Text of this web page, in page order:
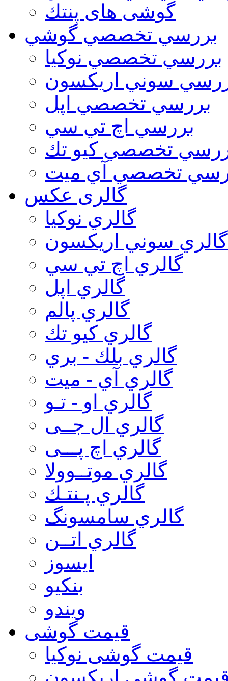
گوشی های پنتك
بررسي تخصصي گوشي
بررسي تخصصي نوكيا
سوني اريكسون
بررسي تخصصي اپل
بررسي اچ تي سي
تخصصي كيو تك
تخصصي آي ميت
گالری عکس
گالري نوكيا
گالري سوني اريكسون
گالري اچ تي سي
گالري اپل
گالري پالم
گالري كيو تك
گالري بلك - بري
گالري آي - ميت
گالري او - تـو
گالري ال جــی
گالري اچ پـــی
گالري موتــوولا
گالري پـنتـك
گالري سامسونگ
گالري اتــن
ایسوز
بنکیو
ویندو
قیمت گوشی
قیمت گوشی نوكيا